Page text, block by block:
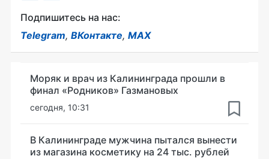
Подпишитесь на нас:
Telegram, ВКонтакте, MAX
Моряк и врач из Калининграда прошли в
финал «Родников» Газмановых
сегодня, 10:31
В Калининграде мужчина пытался вынести
из магазина косметику на 24 тыс. рублей